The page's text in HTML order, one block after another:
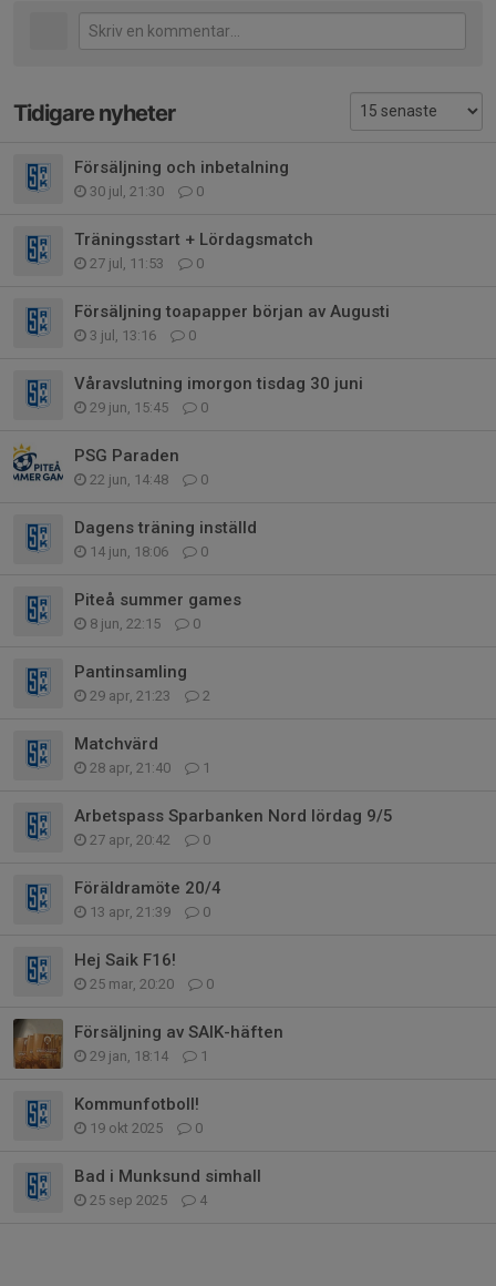
Tidigare nyheter
Försäljning och inbetalning
30 jul, 21:30 0
Träningsstart + Lördagsmatch
27 jul, 11:53 0
Försäljning toapapper början av Augusti
3 jul, 13:16 0
Våravslutning imorgon tisdag 30 juni
29 jun, 15:45 0
PSG Paraden
22 jun, 14:48 0
Dagens träning inställd
14 jun, 18:06 0
Piteå summer games
8 jun, 22:15 0
Pantinsamling
29 apr, 21:23 2
Matchvärd
28 apr, 21:40 1
Arbetspass Sparbanken Nord lördag 9/5
27 apr, 20:42 0
Föräldramöte 20/4
13 apr, 21:39 0
Hej Saik F16!
25 mar, 20:20 0
Försäljning av SAIK-häften
29 jan, 18:14 1
Kommunfotboll!
19 okt 2025 0
Bad i Munksund simhall
25 sep 2025 4